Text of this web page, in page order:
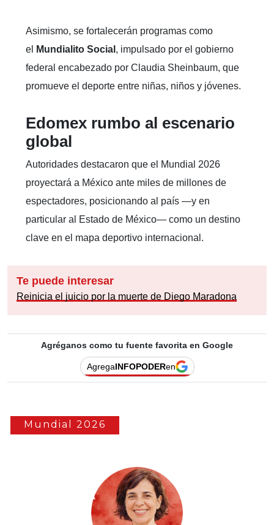
Asimismo, se fortalecerán programas como
el
Mundialito Social , impulsado por el gobierno
federal encabezado por Claudia Sheinbaum, que
promueve el deporte entre niñas, niños y jóvenes.
Edomex rumbo al escenario
global
Autoridades destacaron que el Mundial 2026
proyectará a México ante miles de millones de
espectadores, posicionando al país —y en
particular al Estado de México— como un destino
clave en el mapa deportivo internacional.
Te puede interesar
Reinicia el juicio por la muerte de Diego Maradona
Agréganos como tu fuente favorita en Google
AgregaINFOPODERen
Mundial 2026